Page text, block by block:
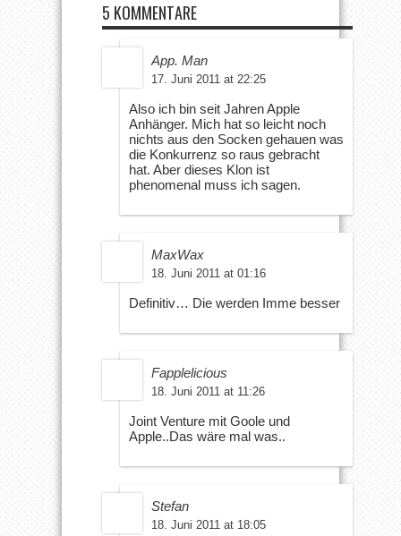
5 KOMMENTARE
App. Man
17. Juni 2011 at 22:25
Also ich bin seit Jahren Apple
Anhänger. Mich hat so leicht noch
nichts aus den Socken gehauen was
die Konkurrenz so raus gebracht
hat. Aber dieses Klon ist
phenomenal muss ich sagen.
MaxWax
18. Juni 2011 at 01:16
Definitiv… Die werden Imme besser
Fapplelicious
18. Juni 2011 at 11:26
Joint Venture mit Goole und
Apple..Das wäre mal was..
Stefan
18. Juni 2011 at 18:05